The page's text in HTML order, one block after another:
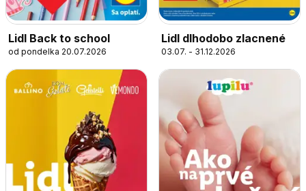
Lidl Back to school
od pondelka 20.07.2026
Lidl dlhodobo zlacnené
03.07. - 31.12.2026